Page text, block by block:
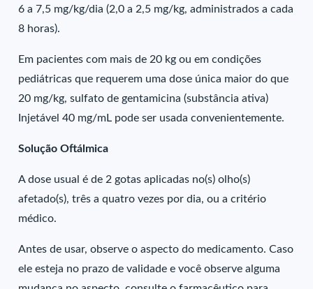
6 a 7,5 mg/kg/dia (2,0 a 2,5 mg/kg, administrados a cada
8 horas).
Em pacientes com mais de 20 kg ou em condições
pediátricas que requerem uma dose única maior do que
20 mg/kg, sulfato de gentamicina (substância ativa)
Injetável 40 mg/mL pode ser usada convenientemente.
Solução Oftálmica
A dose usual é de 2 gotas aplicadas no(s) olho(s)
afetado(s), três a quatro vezes por dia, ou a critério
médico.
Antes de usar, observe o aspecto do medicamento. Caso
ele esteja no prazo de validade e você observe alguma